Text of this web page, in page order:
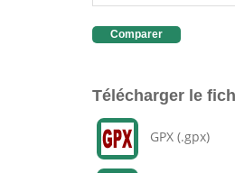
Comparer
Télécharger le
GPX (.gpx)